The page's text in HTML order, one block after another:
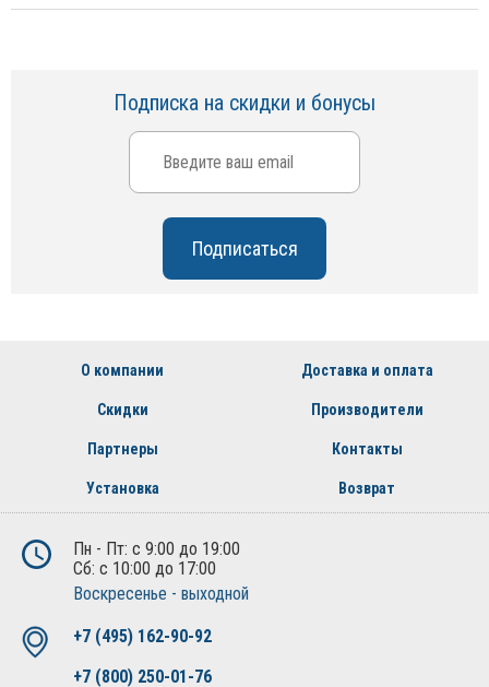
Подписка на скидки и бонусы
О компании Доставка и оплата
Скидки Производители
Партнеры Контакты
Установка Возврат
Пн - Пт: с 9:00 до 19:00
Сб: с 10:00 до 17:00
Воскресенье - выходной
+7 (495) 162-90-92
+7 (800) 250-01-76